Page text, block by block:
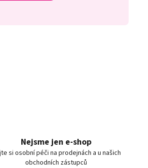
Nejsme jen e-shop
si osobní péči na prodejnách a u našich
obchodních zástupců